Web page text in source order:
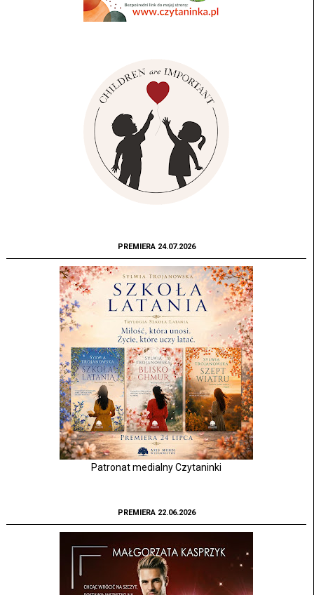
PREMIERA 24.07.2026
Patronat medialny Czytaninki
PREMIERA 22.06.2026